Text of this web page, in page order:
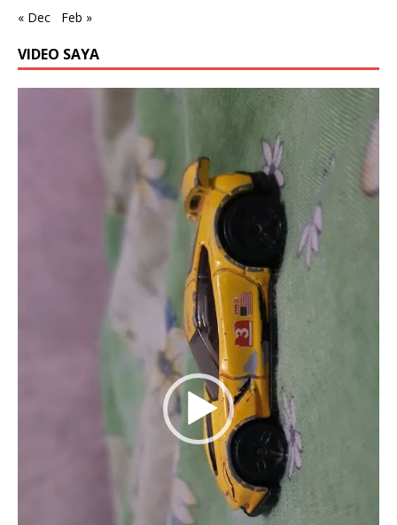
« Dec Feb »
VIDEO SAYA